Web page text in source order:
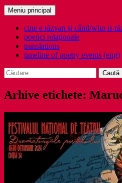
Caută
Meniu principal
cine e răzvan și când/who is
poetici relaţionale
translations
timeline of poetry events (eng)
Caută
după:
Arhive etichete: